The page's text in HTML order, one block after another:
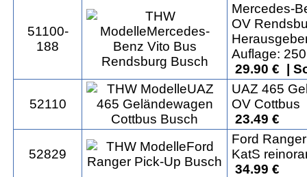
51100-
188
Mercedes-
OV
Auflage: 250
29.90 € |
52110
UAZ 465
OV Cottbus
23.49 €
52829
Ford
KatS
34.99 €